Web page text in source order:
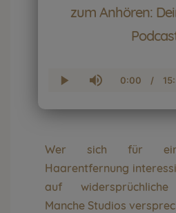
zum Anhören:
P
y
M
e
C
r
T
m
e
0:00 /
Wer sich für
Haarentfernung
auf widersprüchliche
Manche Studios